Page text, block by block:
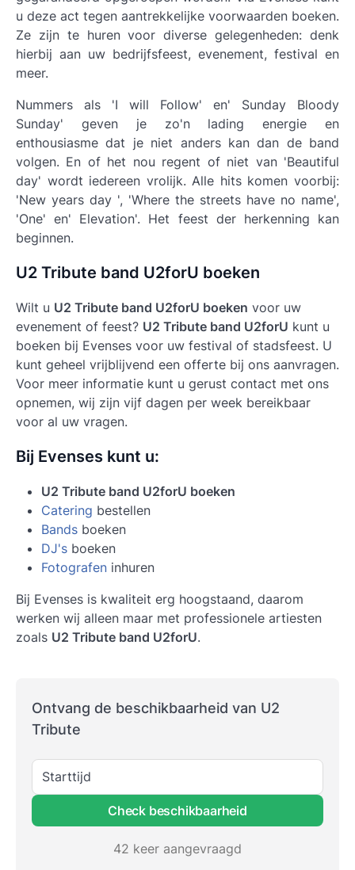
u deze act tegen aantrekkelijke voorwaarden boeken.
Ze zijn te huren voor diverse gelegenheden: denk
hierbij aan uw bedrijfsfeest, evenement, festival en
meer.
Nummers als 'I will Follow' en' Sunday Bloody
Sunday' geven je zo'n lading energie en
enthousiasme dat je niet anders kan dan de band
volgen. En of het nou regent of niet van 'Beautiful
day' wordt iedereen vrolijk. Alle hits komen voorbij:
'New years day ', 'Where the streets have no name',
'One' en' Elevation'. Het feest der herkenning kan
beginnen.
U2 Tribute band U2forU boeken
Wilt u U2 Tribute band U2forU boeken voor uw
evenement of feest? U2 Tribute band U2forU kunt u
boeken bij Evenses voor uw festival of stadsfeest. U
kunt geheel vrijblijvend een offerte bij ons aanvragen.
Voor meer informatie kunt u gerust contact met ons
opnemen, wij zijn vijf dagen per week bereikbaar
voor al uw vragen.
Bij Evenses kunt u:
U2 Tribute band U2forU boeken
Catering bestellen
Bands boeken
DJ's boeken
Fotografen inhuren
Bij Evenses is kwaliteit erg hoogstaand, daarom
werken wij alleen maar met professionele artiesten
zoals U2 Tribute band U2forU.
Ontvang de beschikbaarheid van U2
Tribute
Starttijd
Check beschikbaarheid
42 keer aangevraagd